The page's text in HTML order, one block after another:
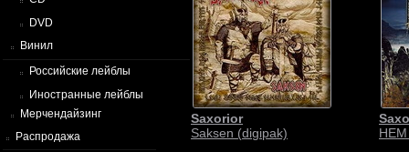
DVD
Винил
Российские лейблы
Иностранные лейблы
Мерчендайзинг
Распродажа
Saxorior
Saksen (digipak)